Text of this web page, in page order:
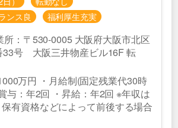
ンス良
福利厚生充実
：〒530-0005 大阪府大阪市北区
33号 大阪三井物産ビル16F 転
万円 ・月給制(固定残業代30時
与：年2回 ・昇給：年2回 ※年収は
有資格などによって前後する場合